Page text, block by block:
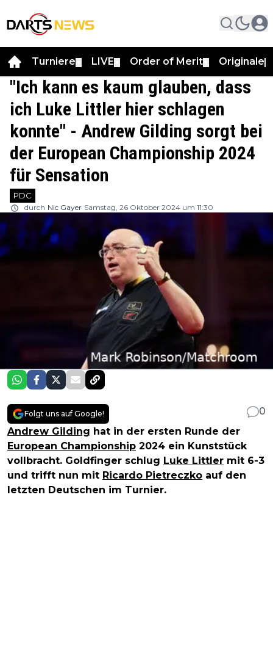
Turniere LIVE Order of Merit Originale
"Ich kann es kaum glauben, dass
ich Luke Littler hier schlagen
konnte" - Andrew Gilding sorgt bei
der European Championship 2024
für Sensation
PDC
durch Nic Gayer Samstag, 26 Oktober 2024 um 11:30
Folgt uns auf Google!
0
Andrew Gilding hat in der ersten Runde der
European Championship 2024 ein Kunststück
vollbracht. Goldfinger schlug Luke Littler mit 6-3
und trifft nun mit Ricardo Pietreczko auf den
letzten Deutschen im Turnier.